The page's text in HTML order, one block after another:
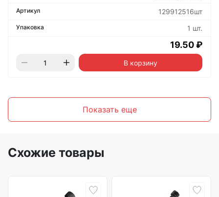
129912516шт
1 шт.
19.50 ₽
В корзину
Показать еще
Схожие товары